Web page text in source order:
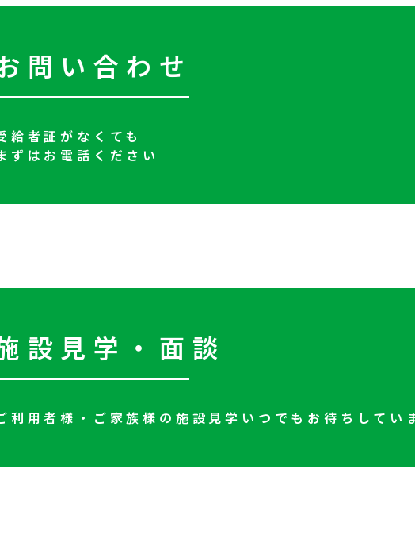
問い合わせ
給者証がなくても
ずはお電話ください
設見学・面談
利用者様・ご家族様の施設見学いつでもお待ちしてい